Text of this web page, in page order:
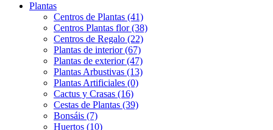
Plantas
Centros de Plantas (41)
Centros Plantas flor (38)
Centros de Regalo (22)
Plantas de interior (67)
Plantas de exterior (47)
Plantas Arbustivas (13)
Plantas Artificiales (0)
Cactus y Crasas (16)
Cestas de Plantas (39)
Bonsáis (7)
Huertos (10)